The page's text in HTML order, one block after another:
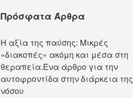
Πρόσφατα Άρθρα
Η αξία της παύσης: Μικρές
«διακοπές» ακόμη και μέσα στη
θεραπεία.Ένα άρθρο για την
αυτοφροντίδα στην διάρκεια της
νόσου